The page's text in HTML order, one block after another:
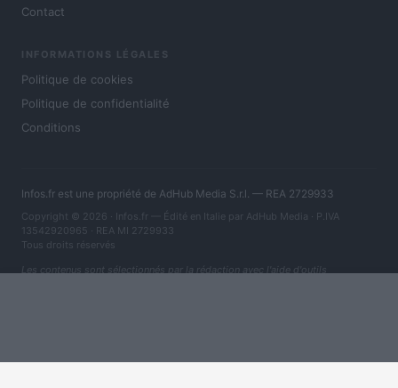
Contact
INFORMATIONS LÉGALES
Politique de cookies
Politique de confidentialité
Conditions
Infos.fr est une propriété de AdHub Media S.r.l. — REA 2729933
Copyright © 2026 · Infos.fr — Édité en Italie par AdHub Media · P.IVA
13542920965 · REA MI 2729933
Tous droits réservés
Les contenus sont sélectionnés par la rédaction avec l'aide d'outils